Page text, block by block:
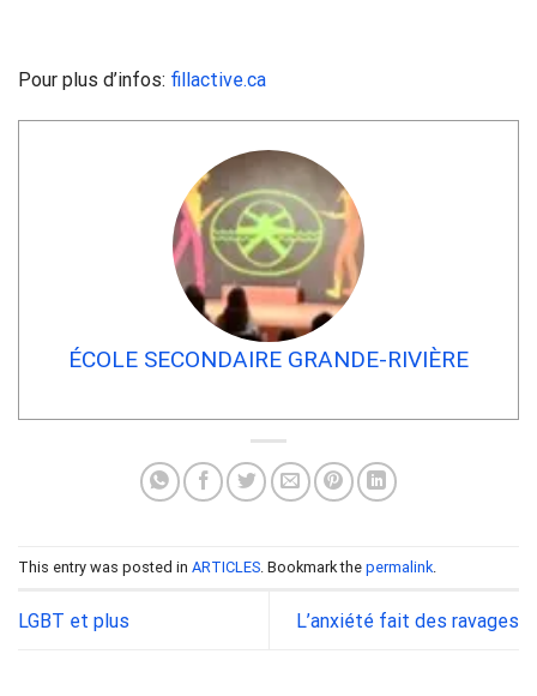
Pour plus d’infos: fillactive.ca
ÉCOLE SECONDAIRE GRANDE-RIVIÈRE
This entry was posted in ARTICLES . Bookmark the permalink
LGBT et plus L’anxiété fait des ravages